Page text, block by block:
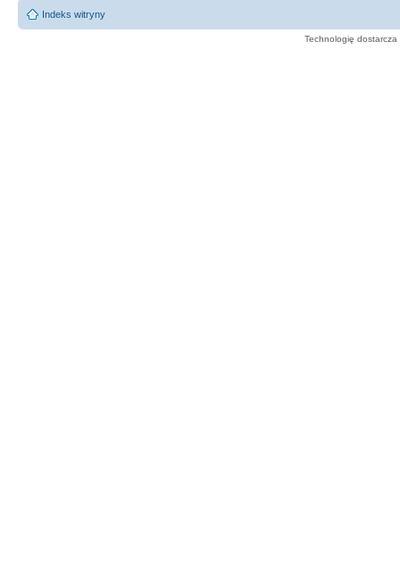
Indeks witryny
Technologię dostarcza